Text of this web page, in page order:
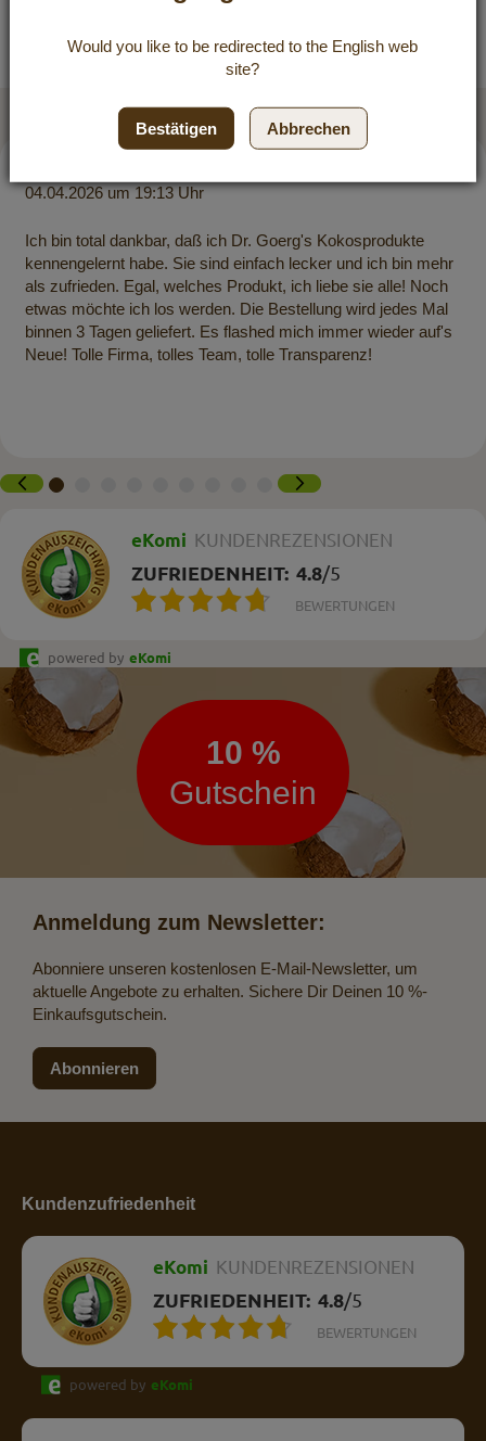
04.04.2026 um 19:13 Uhr
Ich bin total dankbar, daß ich Dr. Goerg's Kokosprodukte
kennengelernt habe. Sie sind einfach lecker und ich bin mehr
als zufrieden. Egal, welches Produkt, ich liebe sie alle! Noch
etwas möchte ich los werden. Die Bestellung wird jedes Mal
binnen 3 Tagen geliefert. Es flashed mich immer wieder auf's
Neue! Tolle Firma, tolles Team, tolle Transparenz!
eKomi KUNDENREZENSIONEN
ZUFRIEDENHEIT: 4.8/5
BEWERTUNGEN
powered by eKomi
Newsletter
10 %
Gutschein
Anmeldung zum Newsletter:
Abonniere unseren kostenlosen E-Mail-Newsletter, um
aktuelle Angebote zu erhalten. Sichere Dir Deinen 10 %-
Einkaufsgutschein.
Abonnieren
Kundenzufriedenheit
eKomi KUNDENREZENSIONEN
ZUFRIEDENHEIT: 4.8/5
BEWERTUNGEN
powered by eKomi
Would you like to be redirected to the English web
site?
Bestätigen Abbrechen